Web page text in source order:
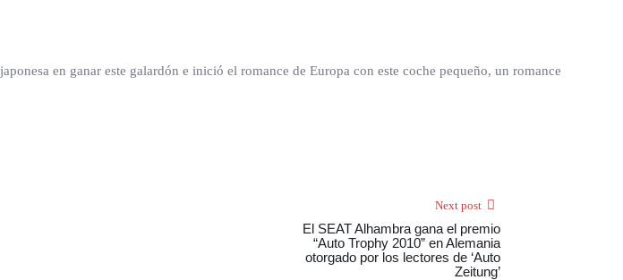
en ganar este galardón e inició el romance de Europa con este coche pequeño, un romance
Next post
El SEAT Alhambra gana el premio
“Auto Trophy 2010” en Alemania
otorgado por los lectores de ‘Auto
Zeitung’